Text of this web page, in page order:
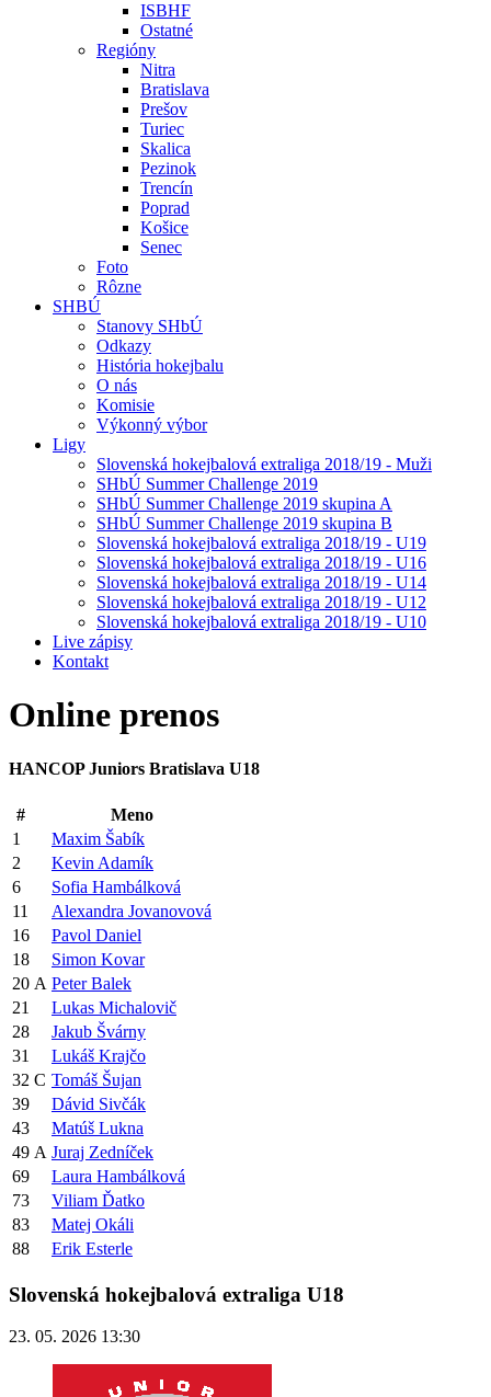
ISBHF
Ostatné
Regióny
Nitra
Bratislava
Prešov
Turiec
Skalica
Pezinok
Trencín
Poprad
Košice
Senec
Foto
Rôzne
SHBÚ
Stanovy SHbÚ
Odkazy
História hokejbalu
O nás
Komisie
Výkonný výbor
Ligy
Slovenská hokejbalová extraliga 2018/19 - Muži
SHbÚ Summer Challenge 2019
SHbÚ Summer Challenge 2019 skupina A
SHbÚ Summer Challenge 2019 skupina B
Slovenská hokejbalová extraliga 2018/19 - U19
Slovenská hokejbalová extraliga 2018/19 - U16
Slovenská hokejbalová extraliga 2018/19 - U14
Slovenská hokejbalová extraliga 2018/19 - U12
Slovenská hokejbalová extraliga 2018/19 - U10
Live zápisy
Kontakt
Online prenos
HANCOP Juniors Bratislava U18
#
Meno
1
Maxim Šabík
2
Kevin Adamík
6
Sofia Hambálková
11
Alexandra Jovanovová
16
Pavol Daniel
18
Simon Kovar
20 A Peter Balek
21
Lukas Michalovič
28
Jakub Švárny
31
Lukáš Krajčo
32 C Tomáš Šujan
39
Dávid Sivčák
43
Matúš Lukna
49 A Juraj Zedníček
69
Laura Hambálková
73
Viliam Ďatko
83
Matej Okáli
88
Erik Esterle
Slovenská hokejbalová extraliga U18
23. 05. 2026 13:30